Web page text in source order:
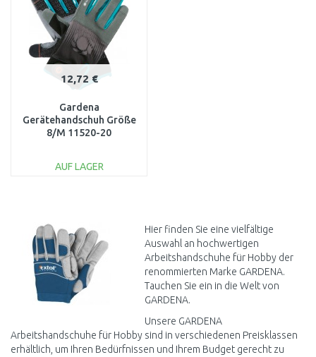
12,72 €
Gardena
Gerätehandschuh Größe
8/M 11520-20
AUF LAGER
Vergleichen
Hier finden Sie eine vielfältige
Auswahl an hochwertigen
Arbeitshandschuhe für Hobby der
renommierten Marke GARDENA.
Tauchen Sie ein in die Welt von
GARDENA.
Unsere GARDENA
Arbeitshandschuhe für Hobby sind in verschiedenen Preisklassen
erhältlich, um Ihren Bedürfnissen und Ihrem Budget gerecht zu